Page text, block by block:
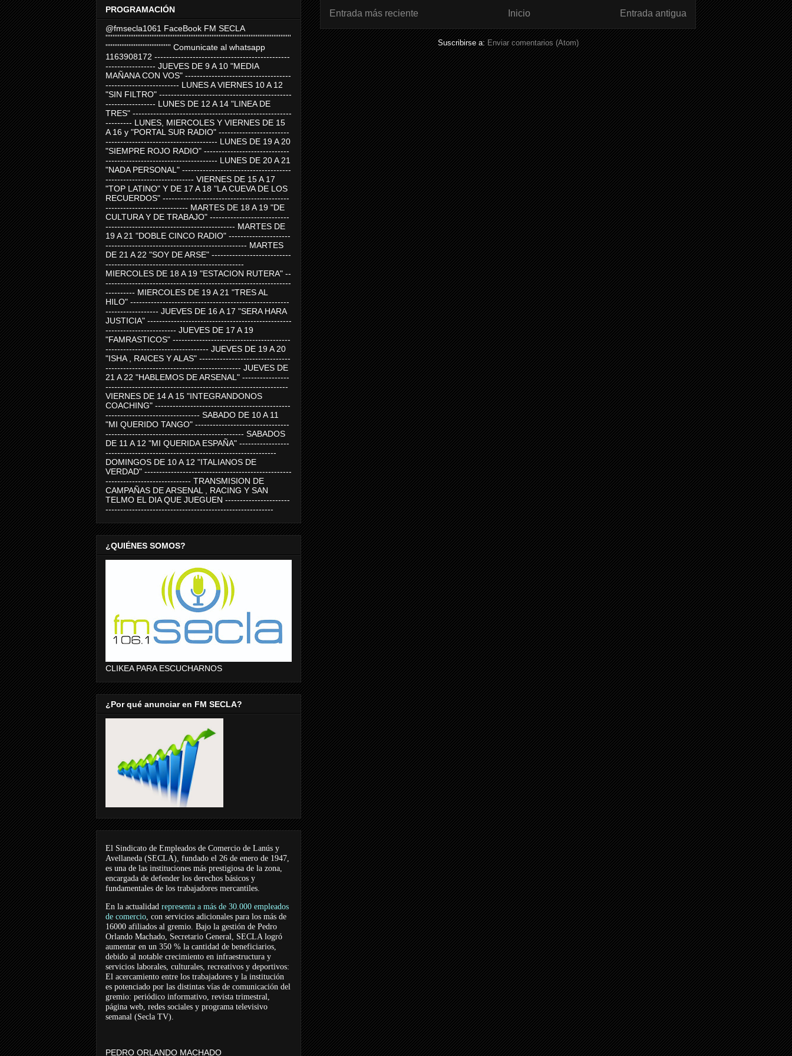
Entrada más reciente Entrada antigua
Inicio
Suscribirse a: Enviar comentarios (Atom)
PROGRAMACIÓN
@fmsecla1061 FaceBook FM SECLA
'''''''''''''''''''''''''''''''''''''''''''''''''''''''''''''''''''''''''''''''''''''''''''''''''''''''''
''''''''''''''''''''''''''''''''''''' Comunicate al whatsapp
1163908172 ----------------------------------------------
----------------- JUEVES DE 9 A 10 "MEDIA
MAÑANA CON VOS" ------------------------------------
------------------------- LUNES A VIERNES 10 A 12
"SIN FILTRO" ---------------------------------------------
----------------- LUNES DE 12 A 14 "LINEA DE
TRES" ------------------------------------------------------
--------- LUNES, MIERCOLES Y VIERNES DE 15
A 16 y "PORTAL SUR RADIO" ------------------------
-------------------------------------- LUNES DE 19 A 20
"SIEMPRE ROJO RADIO" -----------------------------
-------------------------------------- LUNES DE 20 A 21
"NADA PERSONAL" -------------------------------------
------------------------------ VIERNES DE 15 A 17
"TOP LATINO" Y DE 17 A 18 "LA CUEVA DE LOS
RECUERDOS" -------------------------------------------
---------------------------- MARTES DE 18 A 19 "DE
CULTURA Y DE TRABAJO" ---------------------------
-------------------------------------------- MARTES DE
19 A 21 "DOBLE CINCO RADIO" ---------------------
------------------------------------------------ MARTES
DE 21 A 22 "SOY DE ARSE" ---------------------------
-----------------------------------------------
MIERCOLES DE 18 A 19 "ESTACION RUTERA" --
---------------------------------------------------------------
---------- MIERCOLES DE 19 A 21 "TRES AL
HILO" ------------------------------------------------------
------------------ JUEVES DE 16 A 17 "SERA HARA
JUSTICIA" -------------------------------------------------
------------------------ JUEVES DE 17 A 19
"FAMRASTICOS" ----------------------------------------
----------------------------------- JUEVES DE 19 A 20
"ISHA , RAICES Y ALAS" -------------------------------
---------------------------------------------- JUEVES DE
21 A 22 "HABLEMOS DE ARSENAL" ----------------
--------------------------------------------------------------
VIERNES DE 14 A 15 "INTEGRANDONOS
COACHING" ----------------------------------------------
-------------------------------- SABADO DE 10 A 11
"MI QUERIDO TANGO" --------------------------------
----------------------------------------------- SABADOS
DE 11 A 12 "MI QUERIDA ESPAÑA" -----------------
----------------------------------------------------------
DOMINGOS DE 10 A 12 "ITALIANOS DE
VERDAD" --------------------------------------------------
----------------------------- TRANSMISION DE
CAMPAÑAS DE ARSENAL , RACING Y SAN
TELMO EL DIA QUE JUEGUEN ----------------------
---------------------------------------------------------
¿QUIÉNES SOMOS?
CLIKEA PARA ESCUCHARNOS
¿Por qué anunciar en FM SECLA?
El Sindicato de Empleados de Comercio de Lanús y
Avellaneda (SECLA), fundado el 26 de enero de 1947,
es una de las instituciones más prestigiosa de la zona,
encargada de defender los derechos básicos y
fundamentales de los trabajadores mercantiles.
En la actualidad representa a más de 30.000 empleados
de comercio, con servicios adicionales para los más de
16000 afiliados al gremio. Bajo la gestión de Pedro
Orlando Machado, Secretario General, SECLA logró
aumentar en un 350 % la cantidad de beneficiarios,
debido al notable crecimiento en infraestructura y
servicios laborales, culturales, recreativos y deportivos:
El acercamiento entre los trabajadores y la institución
es potenciado por las distintas vías de comunicación del
gremio: periódico informativo, revista trimestral,
página web, redes sociales y programa televisivo
semanal (Secla TV).
PEDRO ORLANDO MACHADO